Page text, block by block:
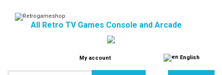
All Retro TV Games Console and Arcade
My account English